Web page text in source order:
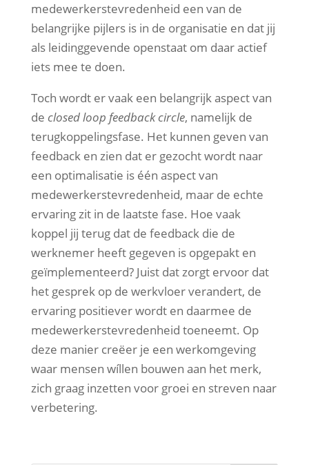
medewerkerstevredenheid een van de
belangrijke pijlers is in de organisatie en dat jij
als leidinggevende openstaat om daar actief
iets mee te doen.
Toch wordt er vaak een belangrijk aspect van
de closed loop feedback circle, namelijk de
terugkoppelingsfase. Het kunnen geven van
feedback en zien dat er gezocht wordt naar
een optimalisatie is één aspect van
medewerkerstevredenheid, maar de echte
ervaring zit in de laatste fase. Hoe vaak
koppel jij terug dat de feedback die de
werknemer heeft gegeven is opgepakt en
geïmplementeerd? Juist dat zorgt ervoor dat
het gesprek op de werkvloer verandert, de
ervaring positiever wordt en daarmee de
medewerkerstevredenheid toeneemt. Op
deze manier creëer je een werkomgeving
waar mensen wíllen bouwen aan het merk,
zich graag inzetten voor groei en streven naar
verbetering.